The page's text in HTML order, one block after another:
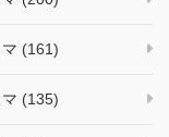
(161)
(135)